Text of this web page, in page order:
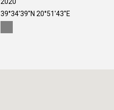
39°34'39''N 20°51'43''E